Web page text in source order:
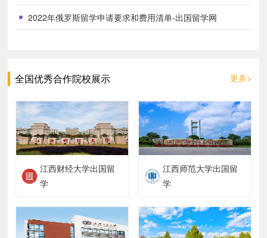
2022年俄罗斯留学申请要求和费用清单-出国留学网
全国优秀合作院校展示 更多>
江西财经大学出国留
学
江西师范大学出国留
学